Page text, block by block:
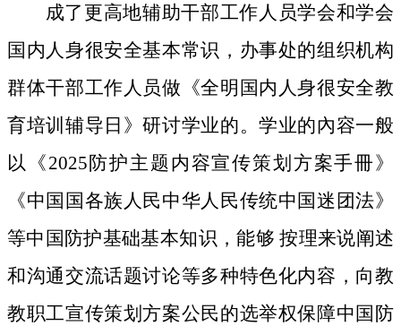
成了更高地辅助干部工作人员学会和学会
国内人身很安全基本常识，办事处的组织机构
群体干部工作人员做《全明国内人身很安全教
育培训辅导日》研讨学业的。学业的內容一般
以《2025防护主题内容宣传策划方案手冊》
《中国国各族人民中华人民传统中国迷团法》
等中国防护基础基本知识，能够 按理来说阐述
和沟通交流话题讨论等多种特色化内容，向教
教职工宣传策划方案公民的选举权保障中国防